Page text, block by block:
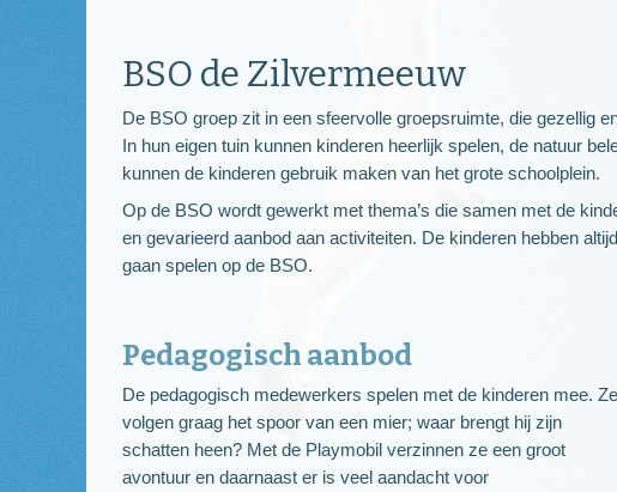
BSO de Zilvermeeuw
De BSO groep zit in een sfeervolle groepsruimte, die gezellig
In hun eigen tuin kunnen kinderen heerlijk spelen, de natuur
kunnen de kinderen gebruik maken van het grote schoolplein.
Op de BSO wordt gewerkt met thema’s die samen met de
en gevarieerd aanbod aan activiteiten. De kinderen hebben
gaan spelen op de BSO.
Pedagogisch aanbod
De pedagogisch medewerkers spelen met de kinderen mee. Ze
volgen graag het spoor van een mier; waar brengt hij zijn
schatten heen? Met de Playmobil verzinnen ze een groot
avontuur en daarnaast er is veel aandacht voor